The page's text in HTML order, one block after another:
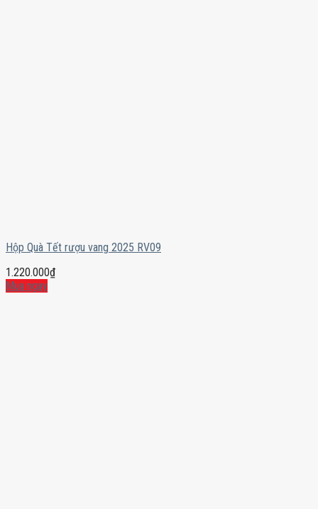
Hộp Quà Tết rượu vang 2025 RV09
1.220.000₫
Mua ngay